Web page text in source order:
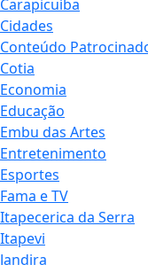
Carapicuíba
Cidades
Conteúdo
Cotia
Economia
Educação
Embu das Artes
Entretenimento
Esportes
Fama e TV
Itapecerica da Serra
Itapevi
Jandira